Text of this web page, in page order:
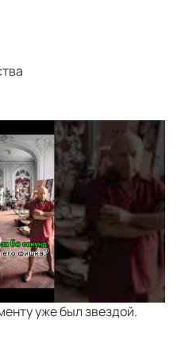
уже был звездой.